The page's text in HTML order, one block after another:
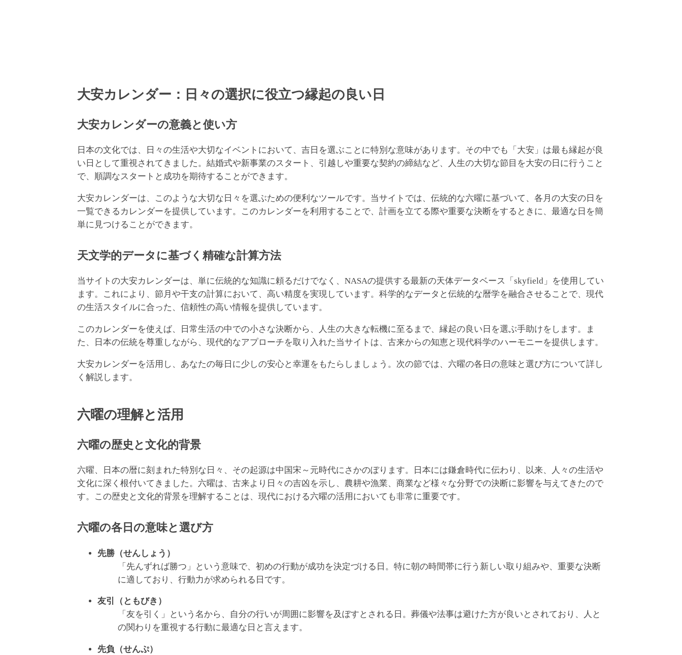
2061年5月27日(金)
神吉日, 大明日, 巳の日の、3つの吉日が重なってい
ます。
2061年5月31日(火)
神吉日, 大明日, 天恩日の、3つの吉日が重なってい
ます。
大安カレンダー：日々の選択に役立つ縁起の良い日
大安カレンダーの意義と使い方
日本の文化では、日々の生活や大切なイベントにおいて、吉日を選ぶことに特別な意味があります。その中でも「大安」は最も縁起が良
い日として重視されてきました。結婚式や新事業のスタート、引越しや重要な契約の締結など、人生の大切な節目を大安の日に行うこと
で、順調なスタートと成功を期待することができます。
大安カレンダーは、このような大切な日々を選ぶための便利なツールです。当サイトでは、伝統的な六曜に基づいて、各月の大安の日を
一覧できるカレンダーを提供しています。このカレンダーを利用することで、計画を立てる際や重要な決断をするときに、最適な日を簡
単に見つけることができます。
天文学的データに基づく精確な計算方法
当サイトの大安カレンダーは、単に伝統的な知識に頼るだけでなく、NASAの提供する最新の天体データベース「skyfield」を使用してい
ます。これにより、節月や干支の計算において、高い精度を実現しています。科学的なデータと伝統的な暦学を融合させることで、現代
の生活スタイルに合った、信頼性の高い情報を提供しています。
このカレンダーを使えば、日常生活の中での小さな決断から、人生の大きな転機に至るまで、縁起の良い日を選ぶ手助けをします。ま
た、日本の伝統を尊重しながら、現代的なアプローチを取り入れた当サイトは、古来からの知恵と現代科学のハーモニーを提供します。
大安カレンダーを活用し、あなたの毎日に少しの安心と幸運をもたらしましょう。次の節では、六曜の各日の意味と選び方について詳し
く解説します。
六曜の理解と活用
六曜の歴史と文化的背景
六曜、日本の暦に刻まれた特別な日々、その起源は中国宋～元時代にさかのぼります。日本には鎌倉時代に伝わり、以来、人々の生活や
文化に深く根付いてきました。六曜は、古来より日々の吉凶を示し、農耕や漁業、商業など様々な分野での決断に影響を与えてきたので
す。この歴史と文化的背景を理解することは、現代における六曜の活用においても非常に重要です。
六曜の各日の意味と選び方
先勝（せんしょう）
「先んずれば勝つ」という意味で、初めの行動が成功を決定づける日。特に朝の時間帯に行う新しい取り組みや、重要な決断
に適しており、行動力が求められる日です。
友引（ともびき）
「友を引く」という名から、自分の行いが周囲に影響を及ぼすとされる日。葬儀や法事は避けた方が良いとされており、人と
の関わりを重視する行動に最適な日と言えます。
先負（せんぷ）